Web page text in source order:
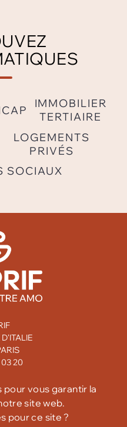
IMMOBILIER
TERTIAIRE
LOGEMENTS
PRIVÉS
SOCIAUX
D'ITALIE
03 20
pour vous garantir la
site web.
pour ce site ?